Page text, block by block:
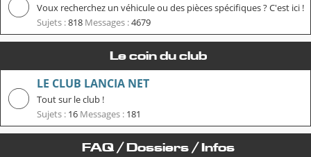
Voux recherchez un véhicule ou des pièces spécifiques ? C'est ici !
Sujets :818 Messages :4679
Le coin du club
LE CLUB LANCIA NET
Tout sur le club !
Sujets : 16 Messages : 181
FAQ / Dossiers / Infos